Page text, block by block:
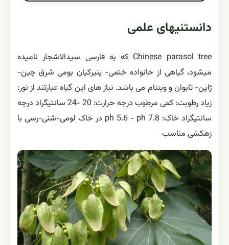
دانستنیهای علمی
Chinese parasol tree که به فارسی سیدالاشجار نامیده
میشود، گیاهی از خانواده ختمی- پنیرکیان بومی شرق چین-
ژاپن- تابوان و ویتنام می باشد. نیاز های این گیاه عبارتند از نور:
زیاد رطوبت: کمی مرطوب درجه حرارت: 20 -24 سانتیگراد درجه
سانتیگراد خاک: ph 5.6 - ph 7.8 در خاک لومی-شنی-رسی با
زهکشی مناسب